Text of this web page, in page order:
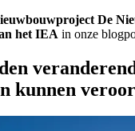
De
het IEA in onze
kunnen